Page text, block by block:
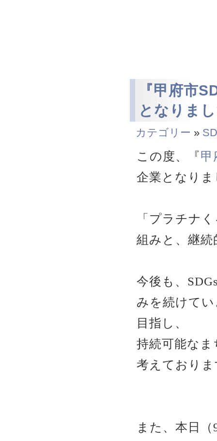
『甲府市
となりま
カテゴリー »
この度、『甲
企業となり
「プラチナ
組みと、継
今後も、
みを続けて
目指し、
持続可能な
考えており
また、本日